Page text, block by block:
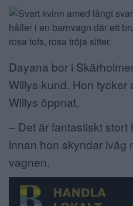
Dayana bor i
Willys-kund. Hon tycker
Willys öppnat.
– Det är fantastiskt stort
innan hon skyndar iväg
vagnen.